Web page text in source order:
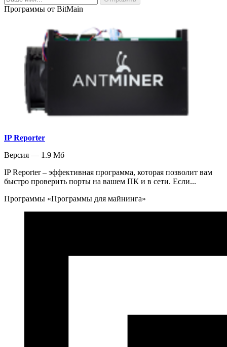
Программы от BitMain
IP Reporter
Версия — 1.9 Мб
IP Reporter – эффективная программа, которая позволит вам
быстро проверить порты на вашем ПК и в сети. Если...
Программы «Программы для майнинга»